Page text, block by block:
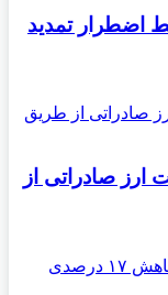
اضطرار تمدید
صادراتی از